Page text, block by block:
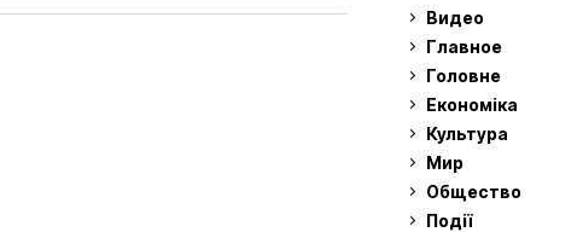
Видео
Главное
Головне
Економіка
Культура
Мир
Общество
Події